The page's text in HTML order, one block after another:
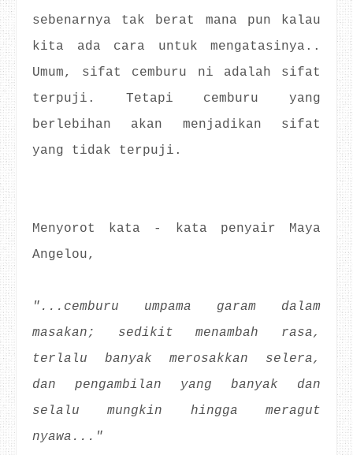
sebenarnya tak berat mana pun kalau
kita ada cara untuk mengatasinya..
Umum, sifat cemburu ni adalah sifat
terpuji. Tetapi cemburu yang
berlebihan akan menjadikan sifat
yang tidak terpuji.
Menyorot kata - kata penyair Maya
Angelou,
"...cemburu umpama garam dalam
masakan; sedikit menambah rasa,
terlalu banyak merosakkan selera,
dan pengambilan yang banyak dan
selalu mungkin hingga meragut
nyawa..."